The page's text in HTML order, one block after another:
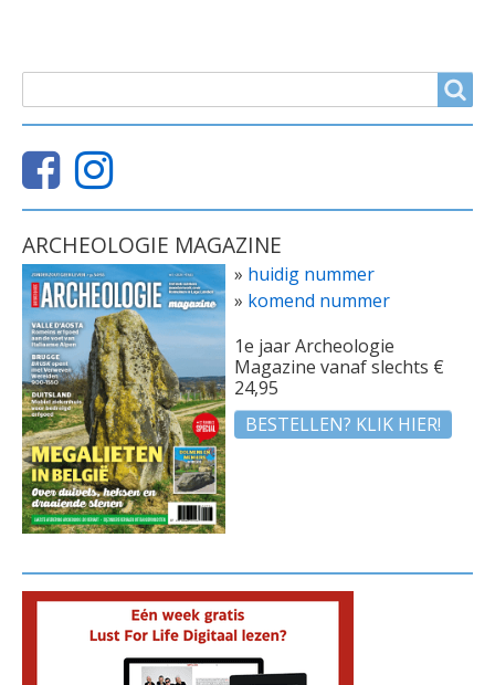
ZOEKVELD
ARCHEOLOGIE MAGAZINE
» huidig nummer
» komend nummer
1e jaar Archeologie
Magazine vanaf slechts €
24,95
BESTELLEN? KLIK HIER!